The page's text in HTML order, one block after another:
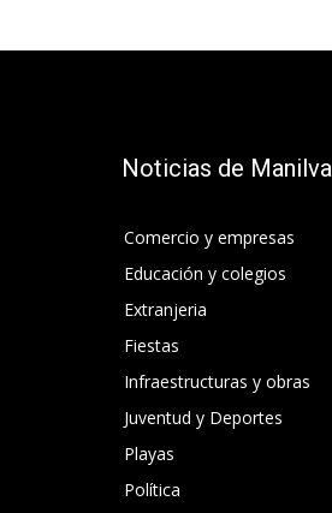
Noticias de Manilva
Comercio y empresas
Educación y colegios
Extranjeria
Fiestas
Infraestructuras y obras
Juventud y Deportes
Playas
Política